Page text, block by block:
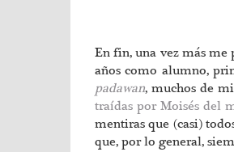
En fin, una vez más
años como alumno,
padawan, muchos de
traídas por Moisés del
mentiras que (casi)
que, por lo general,